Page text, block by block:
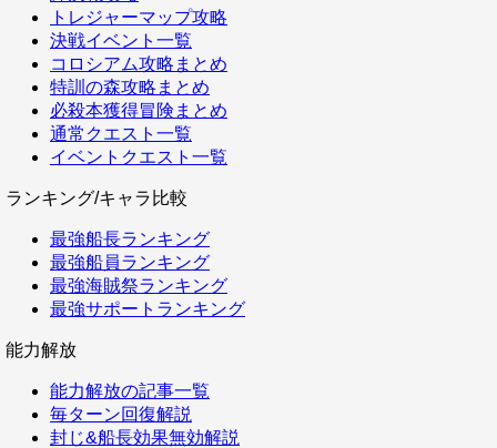
トレジャーマップ攻略
決戦イベント一覧
コロシアム攻略まとめ
特訓の森攻略まとめ
必殺本獲得冒険まとめ
通常クエスト一覧
イベントクエスト一覧
ランキング/キャラ比較
最強船長ランキング
最強船員ランキング
最強海賊祭ランキング
最強サポートランキング
能力解放
能力解放の記事一覧
毎ターン回復解説
封じ&船長効果無効解説